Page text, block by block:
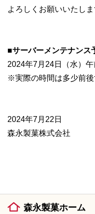
よろしくお願いいたしま
■サーバーメンテナンス
2024年7月24日（水）
※実際の時間は多少前後
2024年7月22日
森永製菓株式会社
森永製菓ホーム